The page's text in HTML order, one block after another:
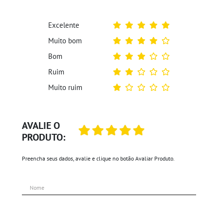
AVALIE O
PRODUTO:
Preencha seus dados, avalie e clique no botão Avaliar Produto.
Excelente
Muito bom
Bom
Ruim
Muito ruim